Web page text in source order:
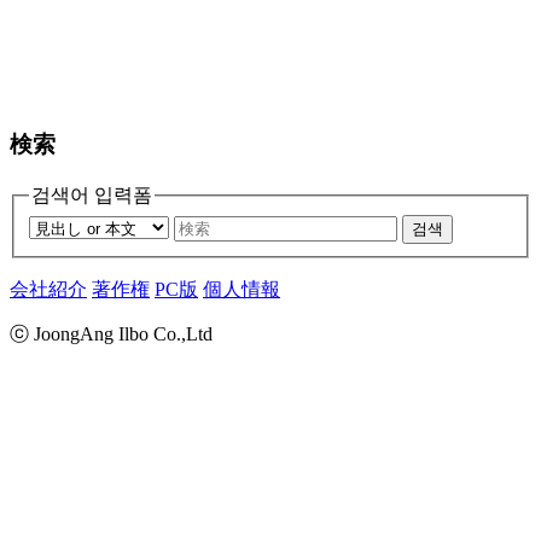
検索
검색어 입력폼
검색
会社紹介 著作権 PC版 個人情報
ⓒ JoongAng Ilbo Co.,Ltd